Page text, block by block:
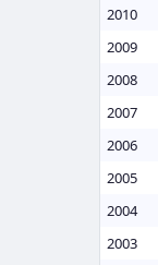
2010
2009
2008
2007
2006
2005
2004
2003